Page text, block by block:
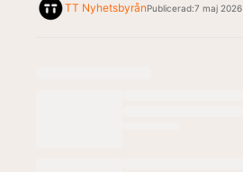
TT NyhetsbyrånPublicerad:7 maj 2026